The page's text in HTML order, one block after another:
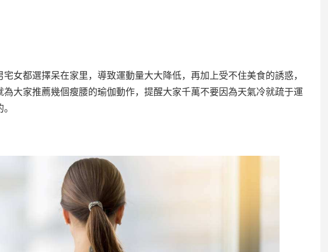
女都選擇呆在家里，導致運動量大大降低，再加上受不住美食的誘惑，
大家推薦幾個瘦腰的瑜伽動作，提醒大家千萬不要因為天氣冷就疏于運